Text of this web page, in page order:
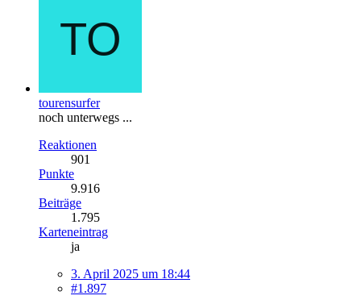
tourensurfer
noch unterwegs ...
Reaktionen
901
Punkte
9.916
Beiträge
1.795
Karteneintrag
ja
3. April 2025 um 18:44
#1.897